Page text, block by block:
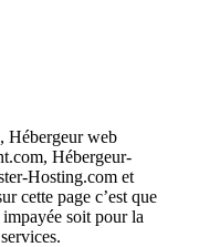
Hébergeur web
Hébergeur-
Hosting.com et
cette page c’est que
soit pour la